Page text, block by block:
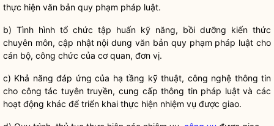
thực hiện văn bản quy phạm pháp luật.
b) Tình hình tổ chức tập huấn kỹ năng, bồi dưỡng kiến thức
chuyên môn, cập nhật nội dung văn bản quy phạm pháp luật cho
cán bộ, công chức của cơ quan, đơn vị.
c) Khả năng đáp ứng của hạ tầng kỹ thuật, công nghệ thông tin
cho công tác tuyên truyền, cung cấp thông tin pháp luậtvà các
hoạt động khác để triển khai thực hiện nhiệm vụ được giao.